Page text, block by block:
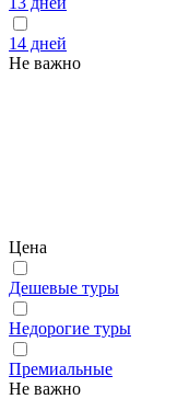
14 дней
Не важно
Цена
Дешевые туры
Недорогие туры
Премиальные
Не важно